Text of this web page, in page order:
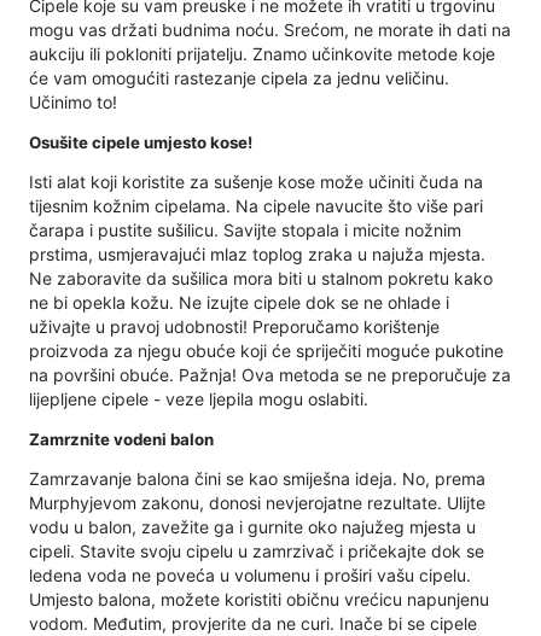
Cipele koje su vam preuske i ne možete ih vratiti u trgovinu
mogu vas držati budnima noću. Srećom, ne morate ih dati na
aukciju ili pokloniti prijatelju. Znamo učinkovite metode koje
će vam omogućiti rastezanje cipela za jednu veličinu.
Učinimo to!
Osušite cipele umjesto kose!
Isti alat koji koristite za sušenje kose može učiniti čuda na
tijesnim kožnim cipelama. Na cipele navucite što više pari
čarapa i pustite sušilicu. Savijte stopala i micite nožnim
prstima, usmjeravajući mlaz toplog zraka u najuža mjesta.
Ne zaboravite da sušilica mora biti u stalnom pokretu kako
ne bi opekla kožu. Ne izujte cipele dok se ne ohlade i
uživajte u pravoj udobnosti! Preporučamo korištenje
proizvoda za njegu obuće koji će spriječiti moguće pukotine
na površini obuće. Pažnja! Ova metoda se ne preporučuje za
lijepljene cipele - veze ljepila mogu oslabiti.
Zamrznite vodeni balon
Zamrzavanje balona čini se kao smiješna ideja. No, prema
Murphyjevom zakonu, donosi nevjerojatne rezultate. Ulijte
vodu u balon, zavežite ga i gurnite oko najužeg mjesta u
cipeli. Stavite svoju cipelu u zamrzivač i pričekajte dok se
ledena voda ne poveća u volumenu i proširi vašu cipelu.
Umjesto balona, ​​možete koristiti običnu vrećicu napunjenu
vodom. Međutim, provjerite da ne curi. Inače bi se cipele